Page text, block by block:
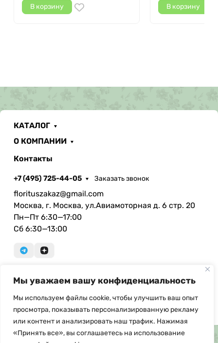
Мы уважаем вашу конфиденциальность
Мы используем файлы cookie, чтобы улучшить ваш опыт
просмотра, показывать персонализированную рекламу
или контент и анализировать наш трафик. Нажимая
«Принять все», вы соглашаетесь на использование
В корзину В корзину
КАТАЛОГ
О КОМПАНИИ
Контакты
+7 (495) 725-44-05 Заказать звонок
florituszakaz@gmail.com
Москва, г. Москва, ул.Авиамоторная д. 6 стр. 20
Пн—Пт 6:30—17:00
Сб 6:30—13:00
© Copyright, 2026 Floritus.com - оптовая продажа
искусственных цветов и ритуальных
сайта ссылка на источник обязательна.